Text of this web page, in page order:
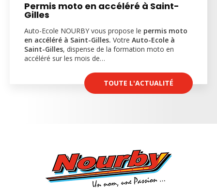
Permis moto en accéléré à Saint-
Gilles
Auto-Ecole NOURBY vous propose le permis moto
en accéléré à Saint-Gilles. Votre Auto-Ecole à
Saint-Gilles, dispense de la formation moto en
accéléré sur les mois de…
TOUTE L'ACTUALITÉ